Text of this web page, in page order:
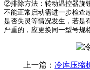
②排除方法：转动温控器旋
不能正常启动需进一步检查
是否失灵等情况发生，若是
严重的，应更换同一型号规
上一篇： 冷库压缩